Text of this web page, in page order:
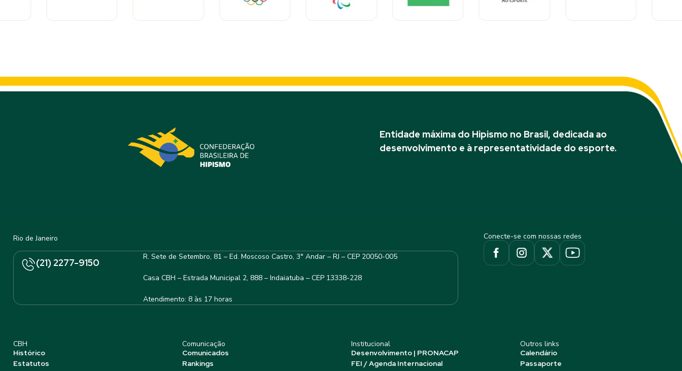
Entidade máxima do Hipismo no Brasil, dedicada ao
desenvolvimento e à representatividade do esporte.
Rio de Janeiro
(21) 2277-9150
R. Sete de Setembro, 81 – Ed. Moscoso Castro, 3° Andar – RJ – CEP 20050-005
Casa CBH – Estrada Municipal 2, 888 – Indaiatuba – CEP 13338-228
Atendimento: 8 às 17 horas
Conecte-se com nossas redes
CBH
Histórico
Estatutos
Comunicação
Comunicados
Rankings
Institucional
Desenvolvimento | PRONACAP
FEI / Agenda Internacional
Outros links
Calendário
Passaporte